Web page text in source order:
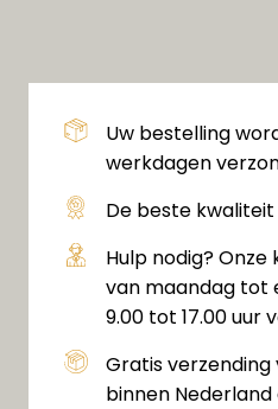
Uw bestelling
werkdagen
De beste
Hulp nodig?
van maandag tot
9.00 tot 17.00 uur
Gratis
binnen